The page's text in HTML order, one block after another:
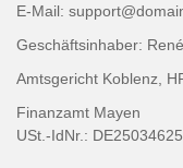
E-Mail:
Geschäftsinhaber:
Amtsgericht Koblenz,
Finanzamt Mayen
USt.-IdNr.: